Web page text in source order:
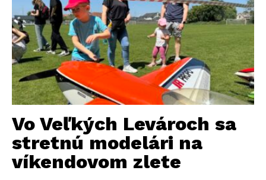
Vo Veľkých Levároch sa
stretnú modelári na
víkendovom zlete